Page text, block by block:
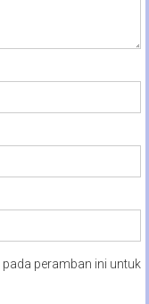
peramban ini untuk